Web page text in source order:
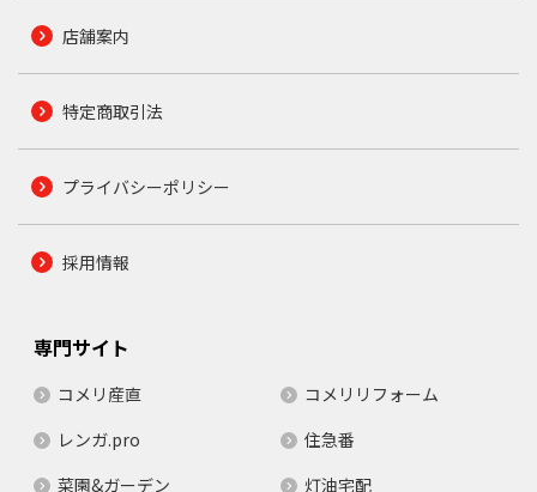
店舗案内
特定商取引法
プライバシーポリシー
採用情報
専門サイト
コメリ産直
コメリリフォーム
レンガ.pro
住急番
菜園&ガーデン
灯油宅配